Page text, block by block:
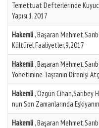
Temettuat Defterlerinde
Yapısı,1,2017
Hakemli , Başaran
Kültürel Faaliyetler,9,2017
Hakemli , Başaran
Yönetimine Taşranın Direnişi
Hakemli , Özgün Cihan,Sarıbey
nun Son Zamanlarında
Hakemli , Başaran